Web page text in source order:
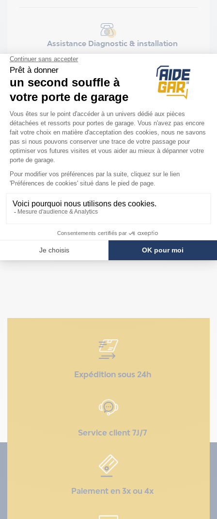
Assistance Diagnostic & installation
Installation rapide et facile
Nous sommes làpour vous
Votre technicien vous guide par téléphone
pour réparer à distance au :
Expédition sous 24h
Service client 7J/7
Paiement en 3x ou 4x